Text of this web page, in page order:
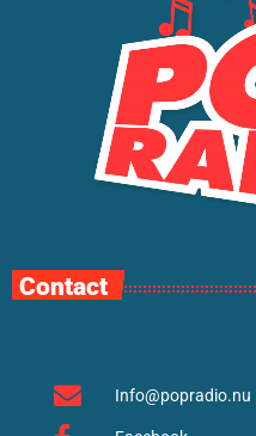
Contact
Info@popradio.nu